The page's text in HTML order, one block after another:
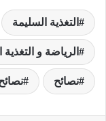
التغذية السليمة
الرياضة و
نصائح